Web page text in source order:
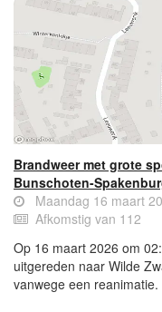
Brandweer met grote
Bunschoten-
Maandag 16 maart
Afkomstig van 112
Op 16 maart 2026 om
uitgereden naar Wilde
vanwege een reanimatie.